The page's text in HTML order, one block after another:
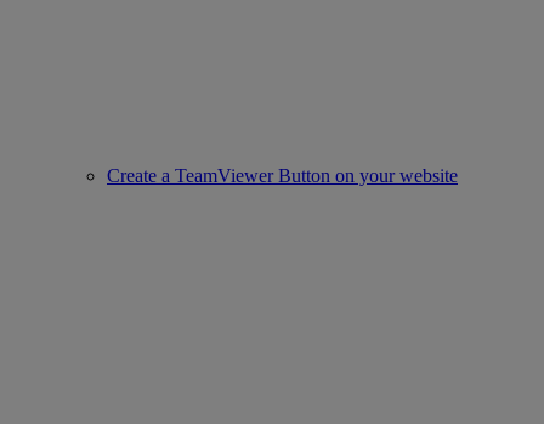
Create a TeamViewer Button on your website